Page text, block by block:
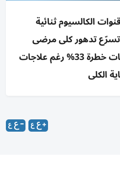
الكالسيوم ثنائية
تسرّع تدهور كلى مرضى
سكري2 وترفع مضاعفات خطرة 33% رغم علاجات
الكلى